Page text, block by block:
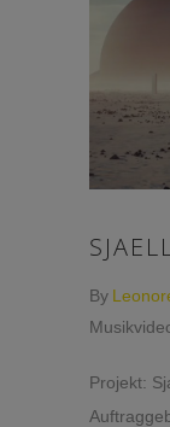
By
Projekt: